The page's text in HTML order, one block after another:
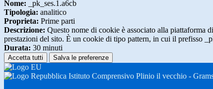
Nome: _pk_ses.1.a6cb
Tipologia: analitico
Proprieta: Prime parti
Descrizione: Questo nome di cookie è associato alla piattaforma
prestazioni del sito. È un cookie di tipo pattern, in cui il prefisso
Durata: 30 minuti
Accetta tutti Salva le preferenze
Istituto Comprensivo Plinio il vecchio -